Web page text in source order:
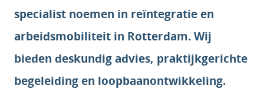
specialist noemen in reïntegratie en
arbeidsmobiliteit in Rotterdam. Wij
bieden deskundig advies, praktijkgerichte
begeleiding en loopbaanontwikkeling.